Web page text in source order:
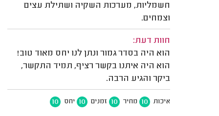
חשמליות, מערכות השקיה ושתילת עצים
וצמחים.
חוות דעת:
הוא היה בסדר גמור ונתן לנו יחס מאוד טוב!
הוא היה איתנו בקשר רציף, תמיד התקשר,
ביקר והגיע הרבה.
איכות 10 מחיר 10 זמנים 10 יחס 10